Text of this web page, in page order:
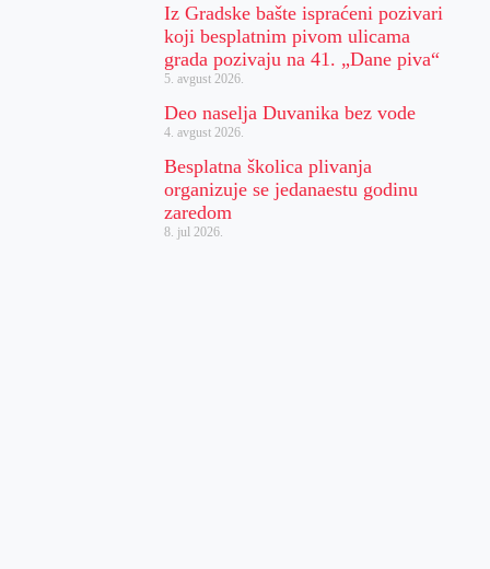
Iz Gradske bašte ispraćeni pozivari
koji besplatnim pivom ulicama
grada pozivaju na 41. „Dane piva“
5. avgust 2026.
Deo naselja Duvanika bez vode
4. avgust 2026.
Besplatna školica plivanja
organizuje se jedanaestu godinu
zaredom
8. jul 2026.